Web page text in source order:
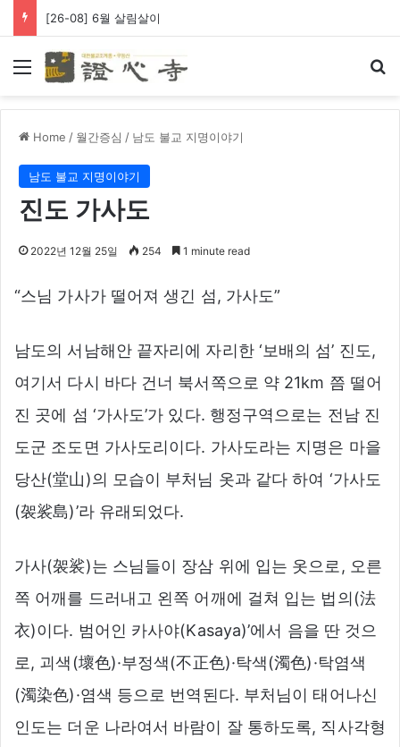
[26-08] 6월 살림살이
Menu
Home / 월간증심 / 남도 불교 지명이야기
남도 불교 지명이야기
진도 가사도
2022년 12월 25일 254 1 minute read
“스님 가사가 떨어져 생긴 섬, 가사도”
남도의 서남해안 끝자리에 자리한 ‘보배의 섬’ 진도,
여기서 다시 바다 건너 북서쪽으로 약 21km 쯤 떨어
진 곳에 섬 ‘가사도’가 있다. 행정구역으로는 전남 진
도군 조도면 가사도리이다. 가사도라는 지명은 마을
당산(堂山)의 모습이 부처님 옷과 같다 하여 ‘가사도
(袈裟島)’라 유래되었다.
가사(袈裟)는 스님들이 장삼 위에 입는 옷으로, 오른
쪽 어깨를 드러내고 왼쪽 어깨에 걸쳐 입는 법의(法
衣)이다. 범어인 카사야(Kasaya)’에서 음을 딴 것으
로, 괴색(壞色)·부정색(不正色)·탁색(濁色)·탁염색
(濁染色)·염색 등으로 번역된다. 부처님이 태어나신
인도는 더운 나라여서 바람이 잘 통하도록, 직사각형